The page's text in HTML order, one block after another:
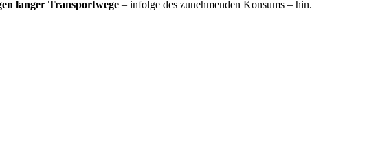
langer Transportwege – infolge des zunehmenden Konsums – hin.